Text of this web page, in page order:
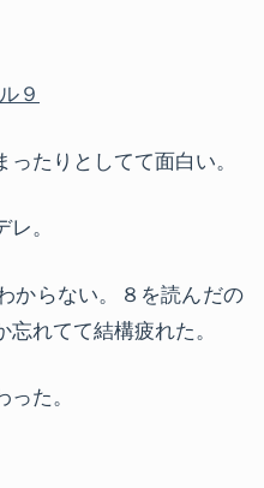
９
たりとしてて面白い。
。
からない。８を読んだの
れてて結構疲れた。
た。